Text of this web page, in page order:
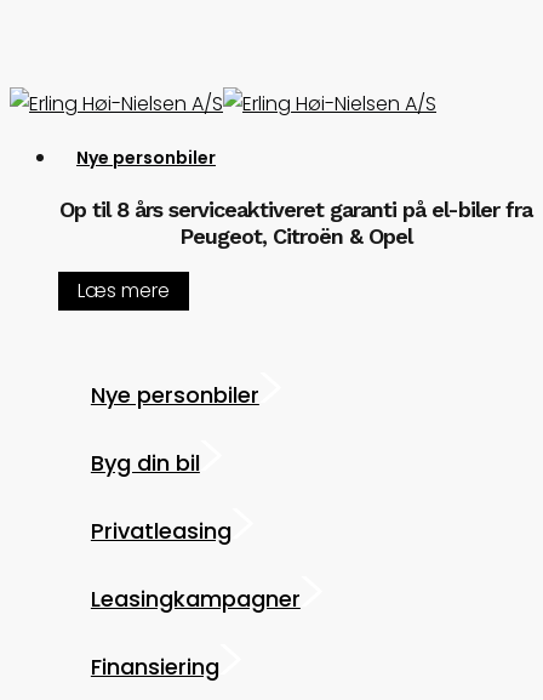
main
Menu
Nye personbiler
Op til 8 års serviceaktiveret garanti på el-biler fra
Peugeot, Citroën & Opel
Læs mere
Nye personbiler
Byg din bil
Privatleasing
Leasingkampagner
Finansiering